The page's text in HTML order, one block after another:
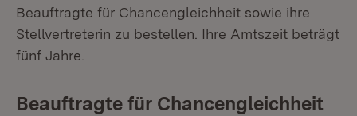
Beauftragte für Chancengleichheit sowie ihre
Stellvertreterin zu bestellen. Ihre Amtszeit beträgt
fünf Jahre.
Beauftragte für Chancengleichheit